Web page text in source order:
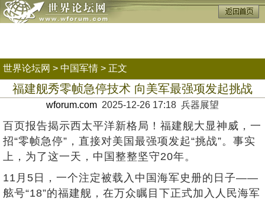
世界论坛网 > 中国军情 > 正文
福建舰秀零帧急停技术 向美军最强项发起挑战
wforum.com 2025-12-26 17:18 兵器展望
百页报告揭示西太平洋新格局！福建舰大显神威，一
招“零帧急停”，直接对美国最强项发起“挑战”。事实
上，为了这一天，中国整整坚守20年。
11月5日，一个注定被载入中国海军史册的日子——
舷号“18”的福建舰，在万众瞩目下正式加入人民海军